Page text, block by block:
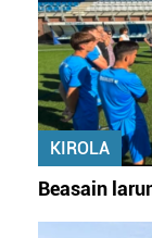
KIROLA
Beasain